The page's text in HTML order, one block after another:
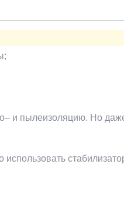
и пылеизоляцию. Но